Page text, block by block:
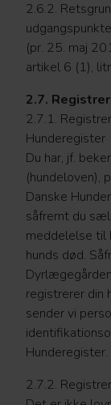
2.6.2.
(pr. 25. maj
artikel 6 (1),
2.7.
2.7.1.
Hunderegister
Du har, jf.
(hundeloven),
Danske
såfremt du
meddelelse til
hunds død.
registrerer din
sender vi
Hunderegister.
2.7.2.